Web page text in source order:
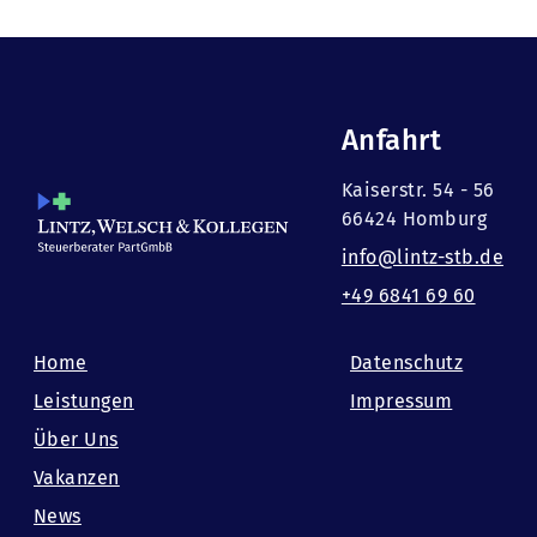
Anfahrt
Kaiserstr. 54 - 56
66424 Homburg
info@lintz-stb.de
+49 6841 69 60
Home
Leistungen
Über Uns
Vakanzen
News
Datenschutz
Impressum